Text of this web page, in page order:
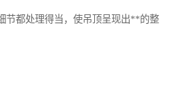
节都处理得当，使吊顶呈现出**的整